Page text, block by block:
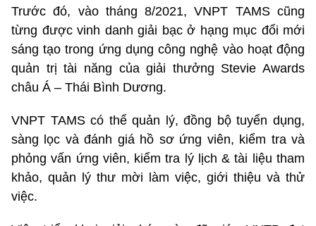
Trước đó, vào tháng 8/2021, VNPT TAMS cũng
từng được vinh danh giải bạc ở hạng mục đổi mới
sáng tạo trong ứng dụng công nghệ vào hoạt động
quản trị tài năng của giải thưởng Stevie Awards
châu Á – Thái Bình Dương.
VNPT TAMS có thể quản lý, đồng bộ tuyển dụng,
sàng lọc và đánh giá hồ sơ ứng viên, kiểm tra và
phỏng vấn ứng viên, kiểm tra lý lịch & tài liệu tham
khảo, quản lý thư mời làm việc, giới thiệu và thử
việc.